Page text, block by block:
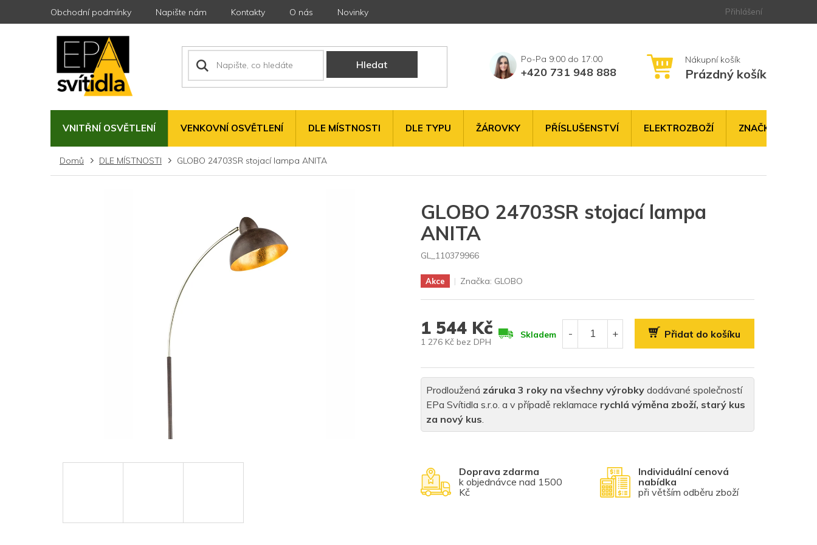
Obchodní podmínky Napište nám Kontakty O nás Novinky Přihlášení
Hledat
+420 731 948 888
NÁKUPNÍPrázdný košík
VNITŘNÍ OSVĚTLENÍ VENKOVNÍ OSVĚTLENÍ DLE MÍSTNOSTI DLE TYPU ŽÁROVKY PŘÍSLUŠENSTVÍ ELEKTROZBOŽÍ ZNAČKY
Domů DLE MÍSTNOSTI GLOBO 24703SR stojací lampa ANITA
Doprava zdarma
k objednávce nad 1500
Kč
Individuální cenová
nabídka
při větším odběru zboží
Prodloužená záruka 3 roky na všechny výrobky dodávané společností
EPa Svítidla s.r.o. a v případě reklamace rychlá výměna zboží, starý kus
za nový kus.
1 544 Kč
1 276 Kč bez DPH
Skladem Přidat do košíku
GLOBO 24703SR stojací lampa
ANITA
GL_110379966
Akce Značka: GLOBO